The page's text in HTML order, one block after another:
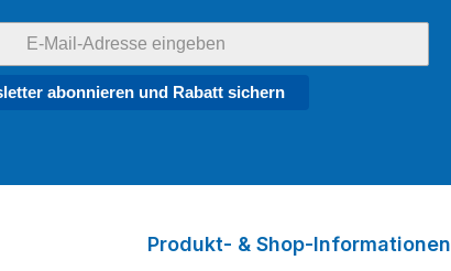
abonnieren und Rabatt sichern
Produkt- & Shop-Informationen